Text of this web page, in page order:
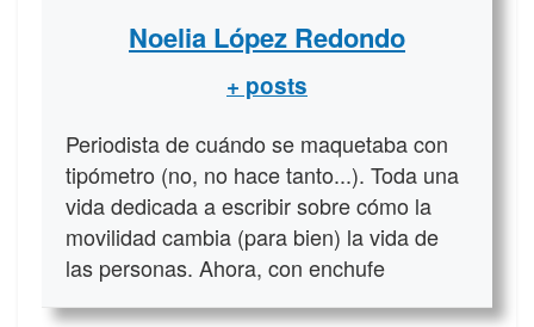
Noelia López Redondo
+ posts
Periodista de cuándo se maquetaba con
tipómetro (no, no hace tanto...). Toda una
vida dedicada a escribir sobre cómo la
movilidad cambia (para bien) la vida de
las personas. Ahora, con enchufe